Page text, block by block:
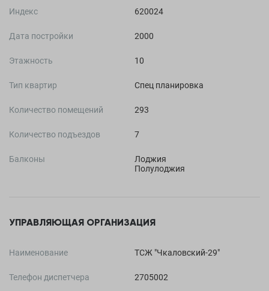
Индекс 620024
Дата постройки 2000
Этажность 10
Тип квартир Спец планировка
Количество помещений 293
Количество подъездов 7
Балконы
Лоджия
Полулоджия
УПРАВЛЯЮЩАЯ ОРГАНИЗАЦИЯ
Наименование ТСЖ "Чкаловский-29"
Телефон диспетчера 2705002